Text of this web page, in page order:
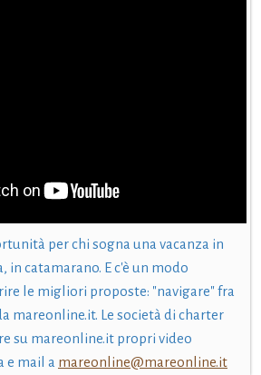
per chi sogna una vacanza in
in catamarano. E c'è un modo
le migliori proposte: "navigare" fra
mareonline.it. Le società di charter
su mareonline.it propri video
e mail a mareonline@mareonline.it